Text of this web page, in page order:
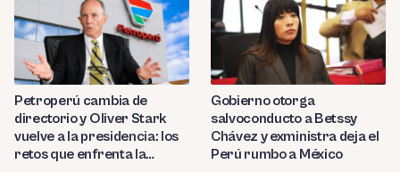
Petroperú cambia de
directorio y Oliver Stark
vuelve a la presidencia: los
retos que enfrenta la
Gobierno otorga
salvoconducto a Betssy
Chávez y exministra deja el
Perú rumbo a México